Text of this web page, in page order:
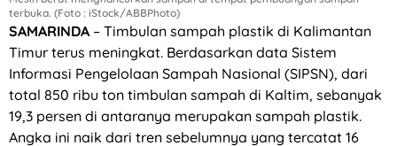
terbuka. (Foto : iStock/ABBPhoto)
SAMARINDA – Timbulan sampah plastik di Kalimantan
Timur terus meningkat. Berdasarkan data Sistem
Informasi Pengelolaan Sampah Nasional (SIPSN), dari
total 850 ribu ton timbulan sampah di Kaltim, sebanyak
19,3 persen di antaranya merupakan sampah plastik.
Angka ini naik dari tren sebelumnya yang tercatat 16